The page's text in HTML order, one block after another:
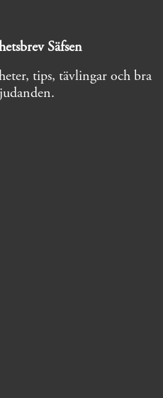
Säfsen
tips, tävlingar och bra